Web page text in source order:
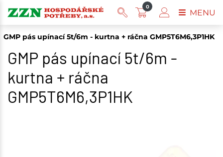
GMP pás upínací 5t/6m - kurtna + ráčna GMP5T6M6,3P1HK
GMP pás upínací 5t/6m -
kurtna + ráčna
GMP5T6M6,3P1HK
0
MENU